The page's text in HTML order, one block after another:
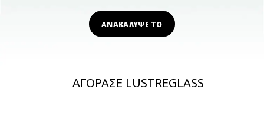
ΑΝΑΚΑΛΥΨΕ ΤΟ
ΑΓΟΡΑΣΕ LUSTREGLASS